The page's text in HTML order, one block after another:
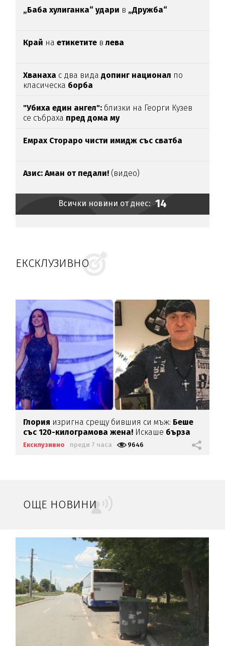
„Баба хулиганка“ удари в „Дружба“
Край наетикетите влева
Хванаха с два видадопинг национал по
класическа борба
"Убиха един ангел": близки на Георги Кузев
се събраха пред дома му
Емрах Стораро чисти имидж със сватба
Азис: Аман от педали! (видео)
Всички новини от днес: 14
ЕКСКЛУЗИВНО
Глория изригна срещу бившия си мъж: Беше
със 120-килограмова жена! Искаше бърза
печалба...
Ексклузивно преди 7 часа 9646
ОЩЕ НОВИНИ